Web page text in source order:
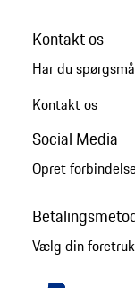
Kontakt os
Har du
Kontakt os
Social Media
Opret
Vælg din